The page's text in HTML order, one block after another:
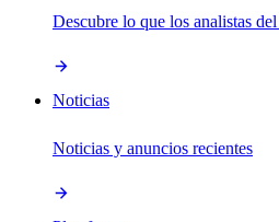
Descubre lo que los analistas
Noticias
Noticias y anuncios recientes